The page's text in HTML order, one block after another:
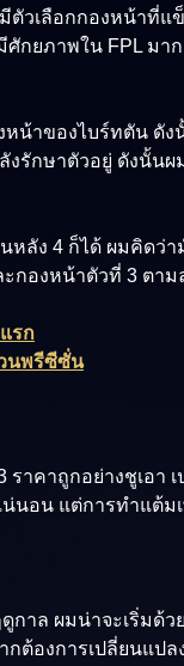
เลือกกองหน้าที่แ
ศักยภาพใน FPL มา
หน้าของไบร์ทตัน
รักษาตัวอยู่ ดังนั้นผ
หลัง 4 ก็ได้ ผมคิ
ะกองหน้าตัวที่ 3 ตาม
รก
นพรีซีซั่น
าคาถูกอย่างชูเอ
อน แต่การทำแต้
กาล ผมน่าจะเริ่ม
ต้องการเปลี่ยนแปล